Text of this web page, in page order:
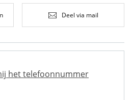
Deel via mail
het telefoonnummer